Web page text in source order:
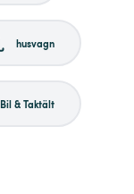
husvagn
Bil & Taktält